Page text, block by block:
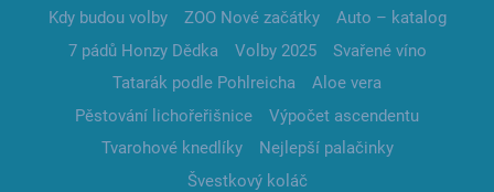
Kdy budou volby
ZOO Nové začátky
Auto – katalog
7 pádů Honzy Dědka
Volby 2025
Svařené víno
Tatarák podle Pohlreicha
Aloe vera
Pěstování lichořeřišnice
Výpočet ascendentu
Tvarohové knedlíky
Nejlepší palačinky
Švestkový koláč